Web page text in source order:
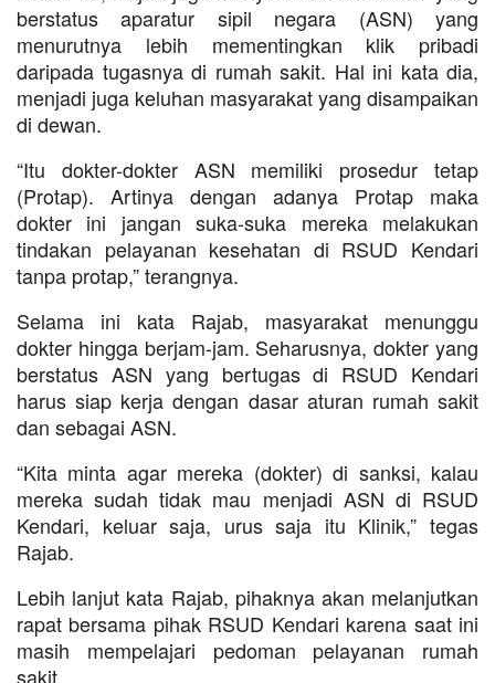
berstatus aparatur sipil negara (ASN) yang
menurutnya lebih mementingkan klik pribadi
daripada tugasnya di rumah sakit. Hal ini kata dia,
menjadi juga keluhan masyarakat yang disampaikan
di dewan.
“Itu dokter-dokter ASN memiliki prosedur tetap
(Protap). Artinya dengan adanya Protap maka
dokter ini jangan suka-suka mereka melakukan
tindakan pelayanan kesehatan di RSUD Kendari
tanpa protap,” terangnya.
Selama ini kata Rajab, masyarakat menunggu
dokter hingga berjam-jam. Seharusnya, dokter yang
berstatus ASN yang bertugas di RSUD Kendari
harus siap kerja dengan dasar aturan rumah sakit
dan sebagai ASN.
“Kita minta agar mereka (dokter) di sanksi, kalau
mereka sudah tidak mau menjadi ASN di RSUD
Kendari, keluar saja, urus saja itu Klinik,” tegas
Rajab.
Lebih lanjut kata Rajab, pihaknya akan melanjutkan
rapat bersama pihak RSUD Kendari karena saat ini
masih mempelajari pedoman pelayanan rumah
sakit.